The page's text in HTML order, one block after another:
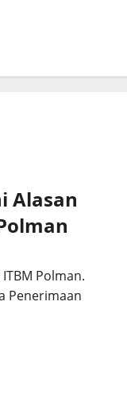
Alasan
Polman.
Penerimaan